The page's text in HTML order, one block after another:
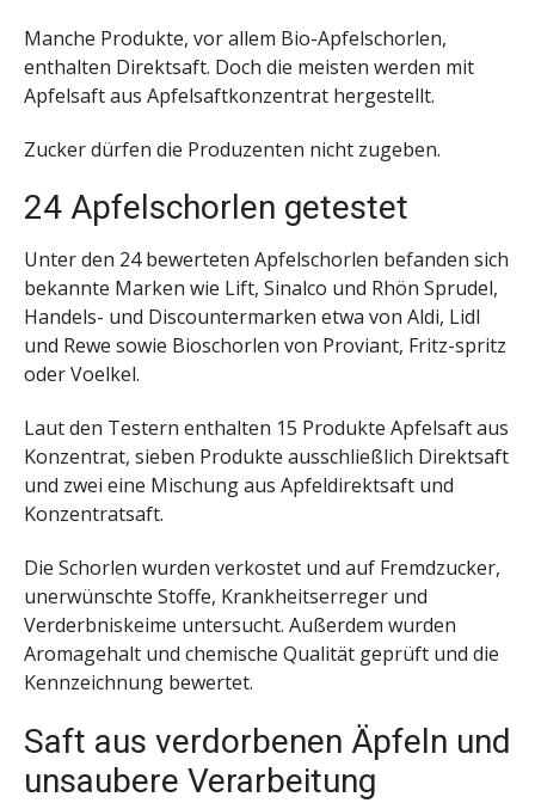
Manche Produkte, vor allem Bio-Apfelschorlen,
enthalten Direktsaft. Doch die meisten werden mit
Apfelsaft aus Apfelsaftkonzentrat hergestellt.
Zucker dürfen die Produzenten nicht zugeben.
24 Apfelschorlen getestet
Unter den 24 bewerteten Apfelschorlen befanden sich
bekannte Marken wie Lift, Sinalco und Rhön Sprudel,
Handels- und Discountermarken etwa von Aldi, Lidl
und Rewe sowie Bioschorlen von Proviant, Fritz-spritz
oder Voelkel.
Laut den Testern enthalten 15 Produkte Apfelsaft aus
Konzentrat, sieben Produkte ausschließlich Direktsaft
und zwei eine Mischung aus Apfeldirektsaft und
Konzentratsaft.
Die Schorlen wurden verkostet und auf Fremdzucker,
unerwünschte Stoffe, Krankheitserreger und
Verderbniskeime untersucht. Außerdem wurden
Aromagehalt und chemische Qualität geprüft und die
Kennzeichnung bewertet.
Saft aus verdorbenen Äpfeln und
unsaubere Verarbeitung